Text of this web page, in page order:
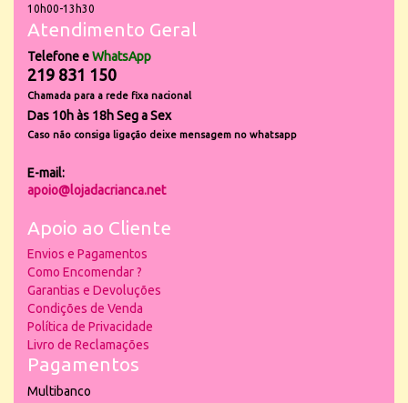
10h00-13h30
Atendimento Geral
Telefone eWhatsApp
219 831 150
Chamada para a rede fixa nacional
Das 10h às 18h Seg a Sex
Caso não consiga ligação deixe mensagem no whatsapp
E-mail:
apoio@lojadacrianca.net
Apoio ao Cliente
Envios e Pagamentos
Como Encomendar ?
Garantias e Devoluções
Condições de Venda
Política de Privacidade
Livro de Reclamações
Pagamentos
Multibanco